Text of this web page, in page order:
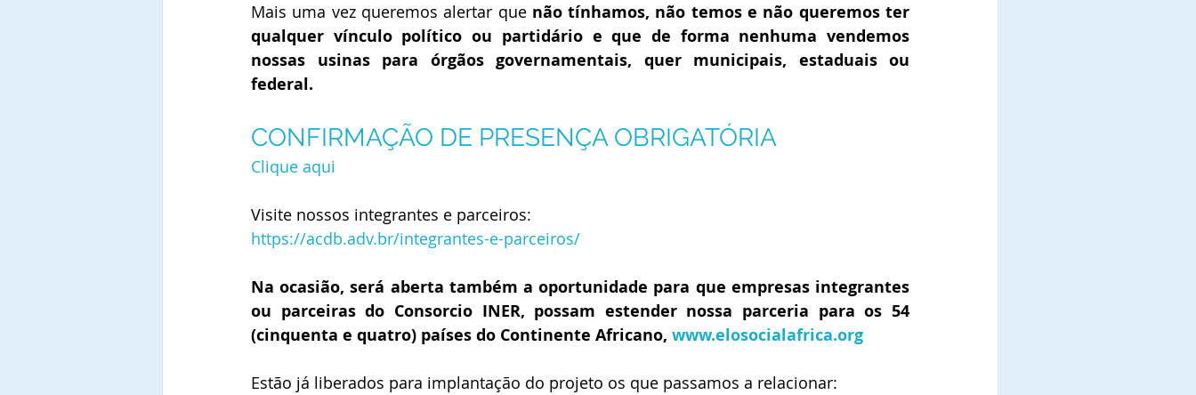
Mais uma vez queremos alertar que não tínhamos, não temos e não queremos ter
qualquer vínculo político ou partidário e que de forma nenhuma vendemos
nossas usinas para órgãos governamentais, quer municipais, estaduais ou
federal.
CONFIRMAÇÃO DE PRESENÇA OBRIGATÓRIA
Clique aqui
Visite nossos integrantes e parceiros:
https://acdb.adv.br/integrantes-e-parceiros/
Na ocasião, será aberta também a oportunidade para que empresas integrantes
ou parceiras do Consorcio INER, possam estender nossa parceria para os 54
(cinquenta e quatro) países do Continente Africano, www.elosocialafrica.org
Estão já liberados para implantação do projeto os que passamos a relacionar: